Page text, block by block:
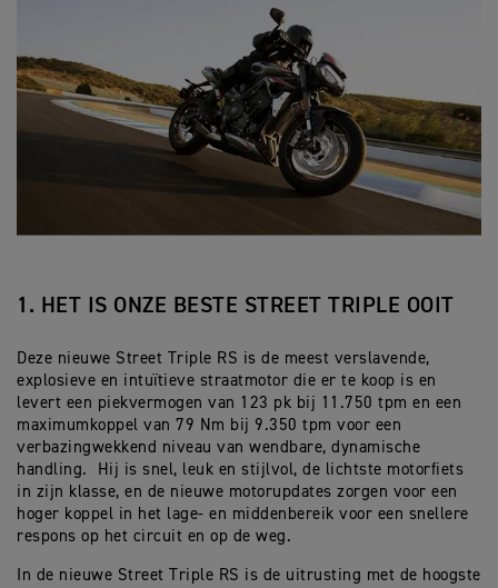
1. HET IS ONZE BESTE STREET TRIPLE OOIT
Deze nieuwe Street Triple RS is de meest verslavende,
explosieve en intuïtieve straatmotor die er te koop is en
levert een piekvermogen van 123 pk bij 11.750 tpm en een
maximumkoppel van 79 Nm bij 9.350 tpm voor een
verbazingwekkend niveau van wendbare, dynamische
handling. Hij is snel, leuk en stijlvol, de lichtste motorfiets
in zijn klasse, en de nieuwe motorupdates zorgen voor een
hoger koppel in het lage- en middenbereik voor een snellere
respons op het circuit en op de weg.
In de nieuwe Street Triple RS is de uitrusting met de hoogste